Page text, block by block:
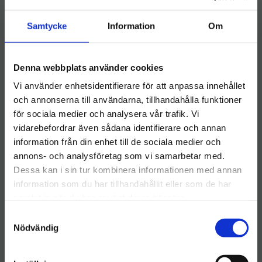
Samtycke Information Om
Denna webbplats använder cookies
Vi använder enhetsidentifierare för att anpassa innehållet
och annonserna till användarna, tillhandahålla funktioner
för sociala medier och analysera vår trafik. Vi
vidarebefordrar även sådana identifierare och annan
information från din enhet till de sociala medier och
annons- och analysföretag som vi samarbetar med.
Dessa kan i sin tur kombinera informationen med annan
information som du har tillhandahållit eller som de har
Nödvändig
Twister 19" Röd
Rondell Twister Röd 19 Inch
kr
Lägg till i önskelista
INFO
Twister 19" Grön
​Golvrondell Twister Grön 19
787
INFO
Välkommen till hygieneleeds.se
Vill du handla som företag eller privatperson?
FÖRETAG